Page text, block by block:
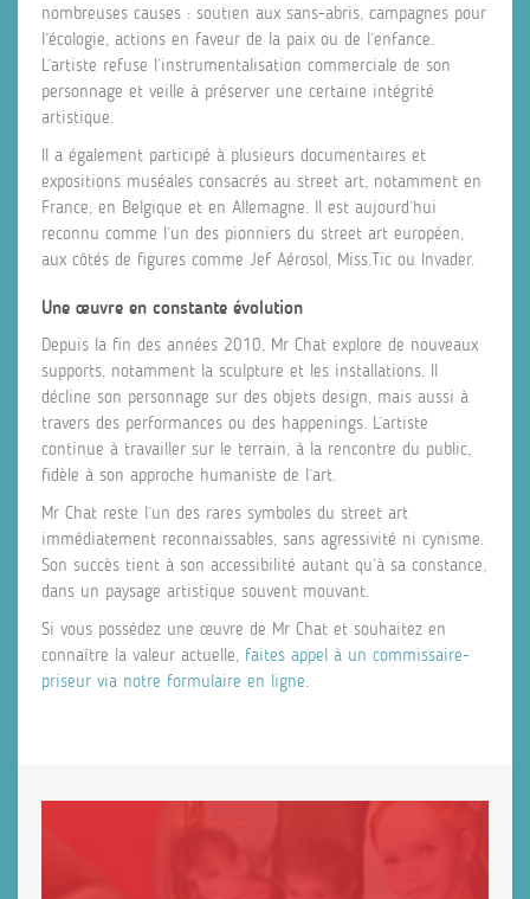
nombreuses causes : soutien aux sans-abris, campagnes pour
l’écologie, actions en faveur de la paix ou de l’enfance.
L’artiste refuse l’instrumentalisation commerciale de son
personnage et veille à préserver une certaine intégrité
artistique.
Il a également participé à plusieurs documentaires et
expositions muséales consacrés au street art, notamment en
France, en Belgique et en Allemagne. Il est aujourd’hui
reconnu comme l’un des pionniers du street art européen,
aux côtés de figures comme Jef Aérosol, Miss.Tic ou Invader.
Une œuvre en constante évolution
Depuis la fin des années 2010, Mr Chat explore de nouveaux
supports, notamment la sculpture et les installations. Il
décline son personnage sur des objets design, mais aussi à
travers des performances ou des happenings. L’artiste
continue à travailler sur le terrain, à la rencontre du public,
fidèle à son approche humaniste de l’art.
Mr Chat reste l’un des rares symboles du street art
immédiatement reconnaissables, sans agressivité ni cynisme.
Son succès tient à son accessibilité autant qu’à sa constance,
dans un paysage artistique souvent mouvant.
Si vous possédez une œuvre de Mr Chat et souhaitez en
connaître la valeur actuelle, faites appel à un commissaire-
priseur via notre formulaire en ligne